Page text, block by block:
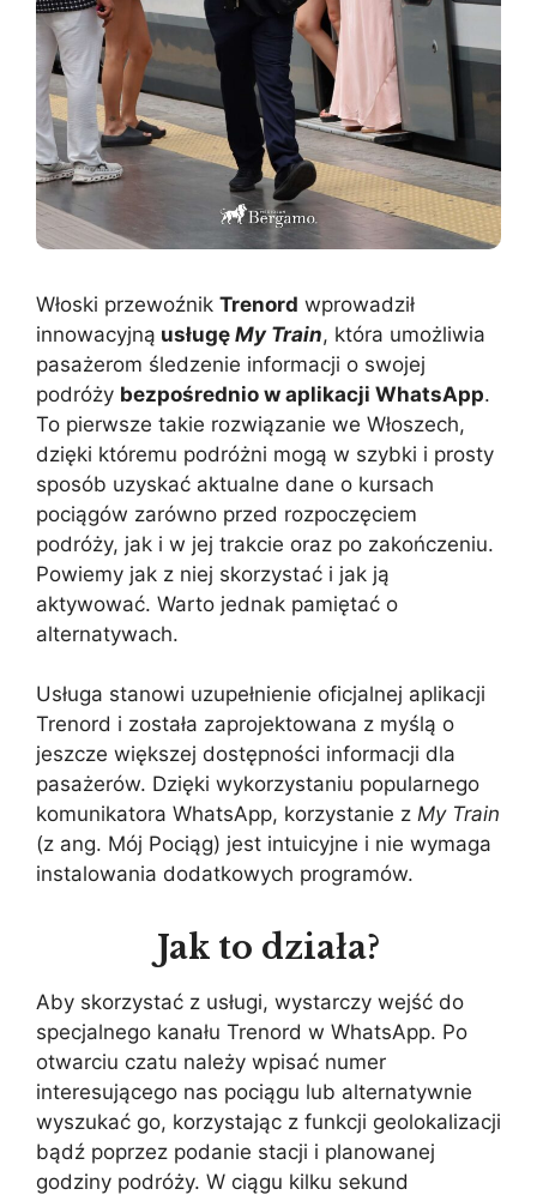
Włoski przewoźnik Trenord wprowadził
innowacyjną usługę My Train, która umożliwia
pasażerom śledzenie informacji o swojej
podróży bezpośrednio w aplikacji WhatsApp.
To pierwsze takie rozwiązanie we Włoszech,
dzięki któremu podróżni mogą w szybki i prosty
sposób uzyskać aktualne dane o kursach
pociągów zarówno przed rozpoczęciem
podróży, jak i w jej trakcie oraz po zakończeniu.
Powiemy jak z niej skorzystać i jak ją
aktywować. Warto jednak pamiętać o
alternatywach.
Usługa stanowi uzupełnienie oficjalnej aplikacji
Trenord i została zaprojektowana z myślą o
jeszcze większej dostępności informacji dla
pasażerów. Dzięki wykorzystaniu popularnego
komunikatora WhatsApp, korzystanie z My Train
(z ang. Mój Pociąg) jest intuicyjne i nie wymaga
instalowania dodatkowych programów.
Jak to działa?
Aby skorzystać z usługi, wystarczy wejść do
specjalnego kanału Trenord w WhatsApp. Po
otwarciu czatu należy wpisać numer
interesującego nas pociągu lub alternatywnie
wyszukać go, korzystając z funkcji geolokalizacji
bądź poprzez podanie stacji i planowanej
godziny podróży. W ciągu kilku sekund